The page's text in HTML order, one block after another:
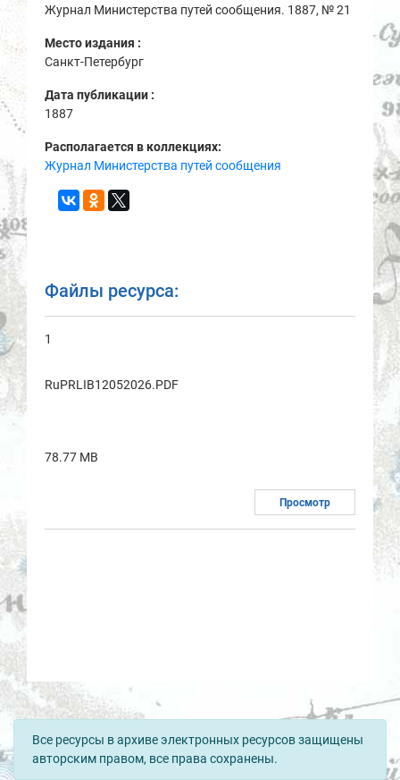
Журнал Министерства путей сообщения. 1887, № 21
Место издания :
Санкт-Петербург
Дата публикации :
1887
Располагается в коллекциях:
Журнал Министерства путей сообщения
Файлы ресурса:
1
RuPRLIB12052026.PDF
78.77 MB
Просмотр
Все ресурсы в архиве электронных ресурсов защищены
авторским правом, все права сохранены.